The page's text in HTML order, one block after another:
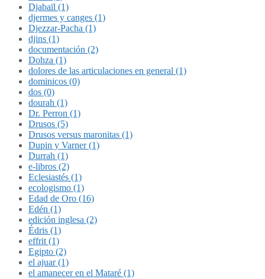
Djabaïl (1)
djermes y canges (1)
Djezzar-Pacha (1)
djins (1)
documentación (2)
Dohza (1)
dolores de las articulaciones en general (1)
dominicos (0)
dos (0)
dourah (1)
Dr. Perron (1)
Drusos (5)
Drusos versus maronitas (1)
Dupin y Varner (1)
Durrah (1)
e-libros (2)
Eclesiastés (1)
ecologismo (1)
Edad de Oro (16)
Edén (1)
edición inglesa (2)
Édris (1)
effrit (1)
Egipto (2)
el ajuar (1)
el amanecer en el Mataré (1)